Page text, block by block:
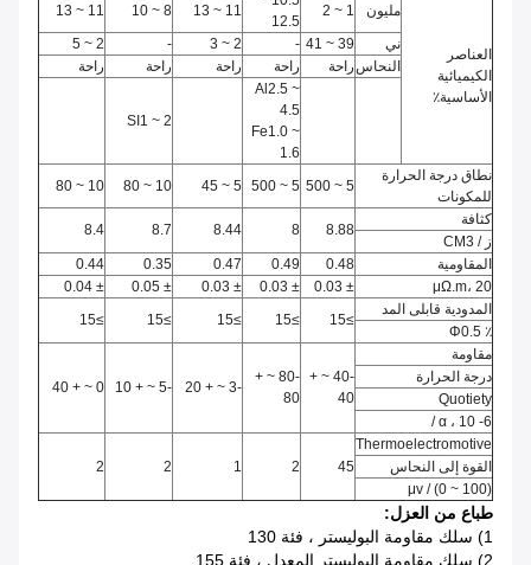
العناصر
الكيميائية
الأساسية٪
مليون 1 ~ 2
12.5
11 ~ 13
8 ~ 10
11 ~ 13
ني
39 ~ 41
-
2 ~ 3
-
2 ~ 5
النحاسراحة راحة راحة راحة
راحة
Al2.5 ~
4.5
Fe1.0 ~
1.6
SI1 ~ 2
نطاق درجة الحرارة
للمكونات
5 ~ 500
5 ~ 500
5 ~ 45
10 ~ 80
10 ~ 80
كثافة
8.88
8
8.44
8.7
8.4
ز / CM3
المقاومية
0.48
0.49
0.47
0.35
0.44
μΩ.m، 20
± 0.03
± 0.03
± 0.03
± 0.05
± 0.04
المدودية قابلى المد
≥15
≥15
≥15
≥15
≥15
٪ Φ0.5
مقاومة
-40 ~ +
40
-80 ~ +
80
-3 ~ + 20
-5 ~ + 10
0 ~ + 40
درجة الحرارة
Quotiety
α ، 10 -6 /
Thermoelectromotive
45
2
1
2
2
القوة إلى النحاس
μv / (0 ~ 100)
طباع من العزل:
1) سلك مقاومة البوليستر ، فئة 130
2) سلك مقاومة البوليستر المعدل ، فئة 155